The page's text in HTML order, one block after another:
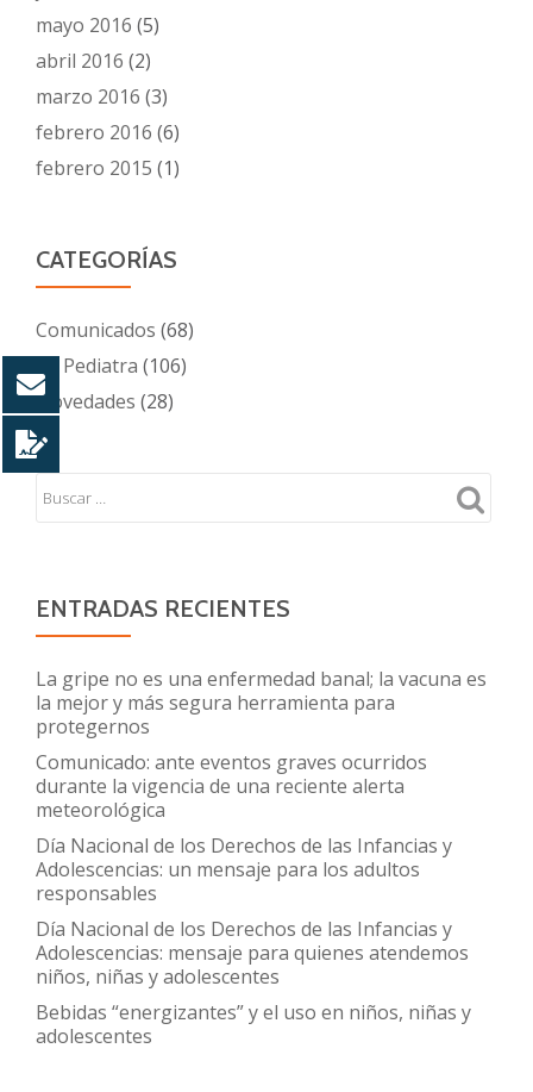
mayo 2016 (5)
abril 2016 (2)
marzo 2016 (3)
febrero 2016 (6)
febrero 2015 (1)
CATEGORÍAS
Comunicados (68)
Mi Pediatra (106)
Novedades (28)
ENTRADAS RECIENTES
La gripe no es una enfermedad banal; la vacuna es
la mejor y más segura herramienta para
protegernos
Comunicado: ante eventos graves ocurridos
durante la vigencia de una reciente alerta
meteorológica
Día Nacional de los Derechos de las Infancias y
Adolescencias: un mensaje para los adultos
responsables
Día Nacional de los Derechos de las Infancias y
Adolescencias: mensaje para quienes atendemos
niños, niñas y adolescentes
Bebidas “energizantes” y el uso en niños, niñas y
adolescentes